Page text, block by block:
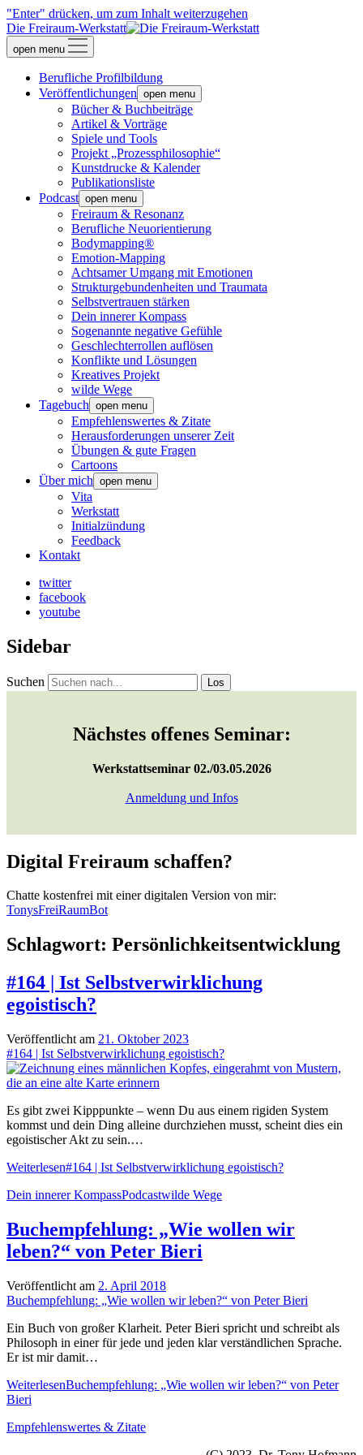
"Enter" drücken, um zum Inhalt weiterzugehen
Die Freiraum-Werkstatt
open menu
Berufliche Profilbildung
Veröffentlichungen open menu
Bücher & Buchbeiträge
Artikel & Vorträge
Spiele und Tools
Projekt „Prozessphilosophie“
Kunstdrucke & Kalender
Publikationsliste
Podcast open menu
Freiraum & Resonanz
Berufliche Neuorientierung
Bodymapping®
Emotion-Mapping
Achtsamer Umgang mit Emotionen
Strukturgebundenheiten und Traumata
Selbstvertrauen stärken
Dein innerer Kompass
Sogenannte negative Gefühle
Geschlechterrollen auflösen
Konflikte und Lösungen
Kreatives Projekt
wilde Wege
Tagebuch open menu
Empfehlenswertes & Zitate
Herausforderungen unserer Zeit
Übungen & gute Fragen
Cartoons
Über mich open menu
Vita
Werkstatt
Initialzündung
Feedback
Kontakt
twitter
facebook
youtube
Sidebar
Suchen
Nächstes offenes Seminar:
Werkstattseminar 02./03.05.2026
Anmeldung und Infos
Digital Freiraum schaffen?
Chatte kostenfrei mit einer digitalen Version von mir:
TonysFreiRaumBot
Schlagwort: Persönlichkeitsentwicklung
#164 | Ist Selbstverwirklichung
egoistisch?
Veröffentlicht am 21. Oktober 2023
#164 | Ist Selbstverwirklichung egoistisch?
Es gibt zwei Kipppunkte – wenn Du aus einem rigiden System
kommst und dein Ding alleine durchziehen musst, scheint dies ein
egoistischer Akt zu sein.…
Weiterlesen#164 | Ist Selbstverwirklichung egoistisch?
Dein innerer KompassPodcastwilde Wege
Buchempfehlung: „Wie wollen wir
leben?“ von Peter Bieri
Veröffentlicht am 2. April 2018
Buchempfehlung: „Wie wollen wir leben?“ von Peter Bieri
Ein Buch von großer Klarheit. Peter Bieri spricht und schreibt als
Philosoph in einer für jede und jeden klar verständlichen Sprache.
Er ist mir damit…
WeiterlesenBuchempfehlung: „Wie wollen wir leben?“ von Peter
Bieri
Empfehlenswertes & Zitate